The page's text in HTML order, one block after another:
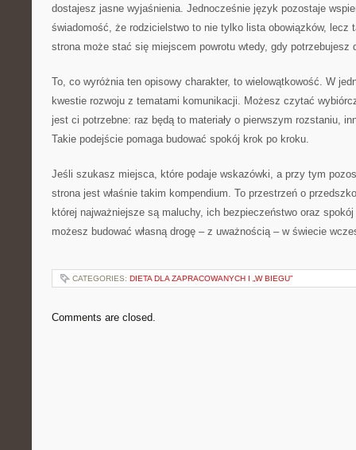
dostajesz jasne wyjaśnienia. Jednocześnie język pozostaje
świadomość, że rodzicielstwo to nie tylko lista obowiązków, lecz
strona może stać się miejscem powrotu wtedy, gdy potrzebujesz
To, co wyróżnia ten opisowy charakter, to wielowątkowość. W
kwestie rozwoju z tematami komunikacji. Możesz czytać
jest ci potrzebne: raz będą to materiały o pierwszym rozstaniu,
Takie podejście pomaga budować spokój krok po kroku.
Jeśli szukasz miejsca, które podaje wskazówki, a przy tym
strona jest właśnie takim kompendium. To przestrzeń o
której najważniejsze są maluchy, ich bezpieczeństwo oraz
możesz budować własną drogę – z uważnością – w świecie
CATEGORIES: DIETA DLA ZAPRACOWANYCH I „W BIEGU”
Comments are closed.